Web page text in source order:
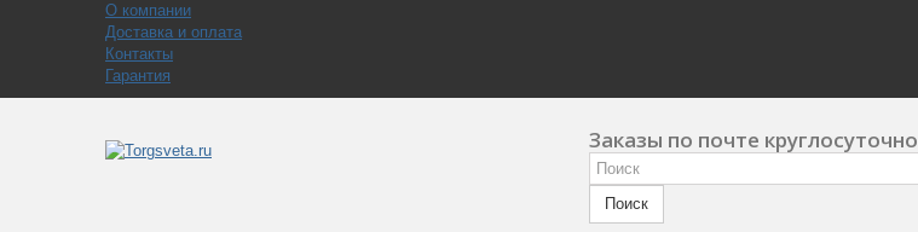
О компании
Доставка и оплата
Контакты
Гарантия
Заказы по почте круглосуточно
Поиск